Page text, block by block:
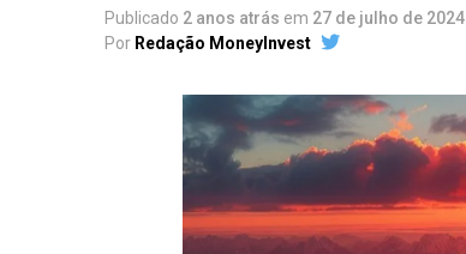
Publicado 2 anos atrás em 27 de julho de 2024
Por Redação MoneyInvest